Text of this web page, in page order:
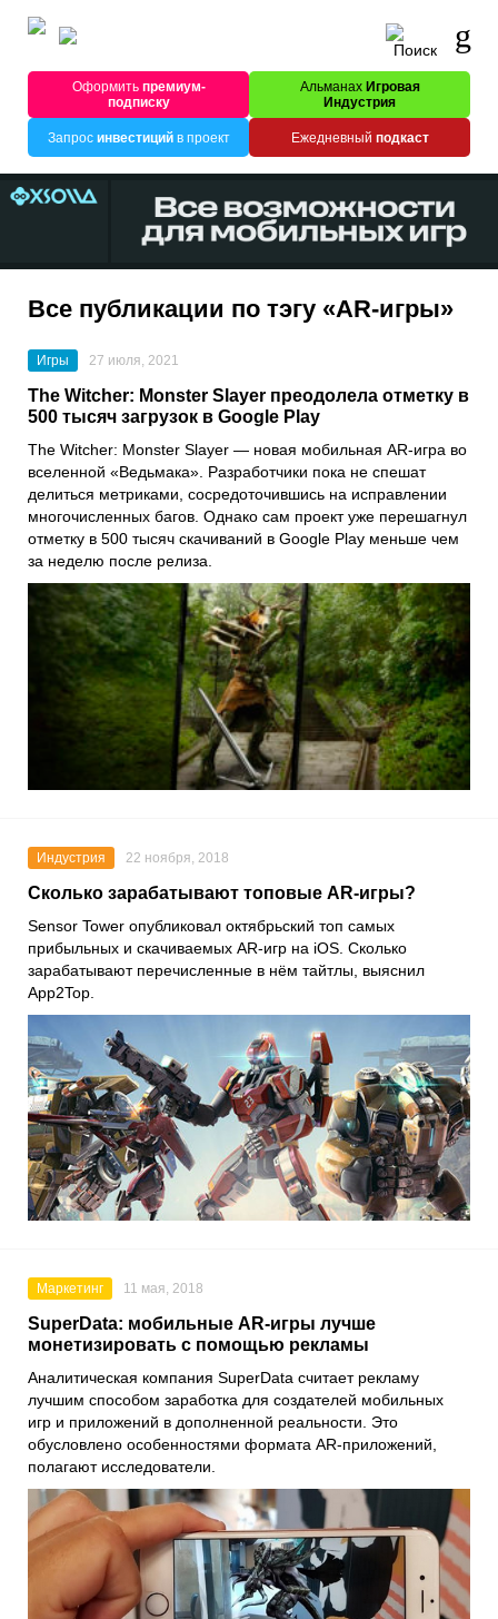
Оформитьпремиум-
подписку
Альманах Игровая
Индустрия
Запрос инвестицийв проект Ежедневный подкаст
Все публикации по тэгу «AR-игры»
Игры 27 июля, 2021
The Witcher: Monster Slayer преодолела отметку в
500 тысяч загрузок в Google Play
The Witcher: Monster Slayer — новая мобильная AR-игра во
вселенной «Ведьмака». Разработчики пока не спешат
делиться метриками, сосредоточившись на исправлении
многочисленных багов. Однако сам проект уже перешагнул
отметку в 500 тысяч скачиваний в Google Play меньше чем
за неделю после релиза.
Индустрия 22 ноября, 2018
Сколько зарабатывают топовые AR-игры?
Sensor Tower опубликовал октябрьский топ самых
прибыльных и скачиваемых AR-игр на iOS. Сколько
зарабатывают перечисленные в нём тайтлы, выяснил
App2Top.
Маркетинг 11 мая, 2018
SuperData: мобильные AR-игры лучше
монетизировать с помощью рекламы
Аналитическая компания SuperData считает рекламу
лучшим способом заработка для создателей мобильных
игр и приложений в дополненной реальности. Это
обусловлено особенностями формата AR-приложений,
полагают исследователи.